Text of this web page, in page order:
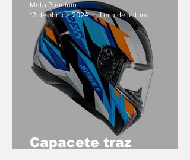
Capacete traz
Moto Premium
12 de abr. de 2024
1 min de leitura